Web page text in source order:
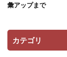
彙アップまで
カテゴリ